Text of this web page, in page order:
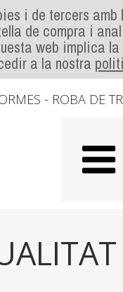
i de tercers
de compra i
web implica
a la nostra
- ROBA DE